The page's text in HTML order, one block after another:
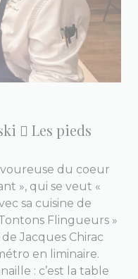
 Les pieds
du coeur
», qui se veut «
sa cuisine de
Flingueurs »
Jacques Chirac
en liminaire.
: c’est la table